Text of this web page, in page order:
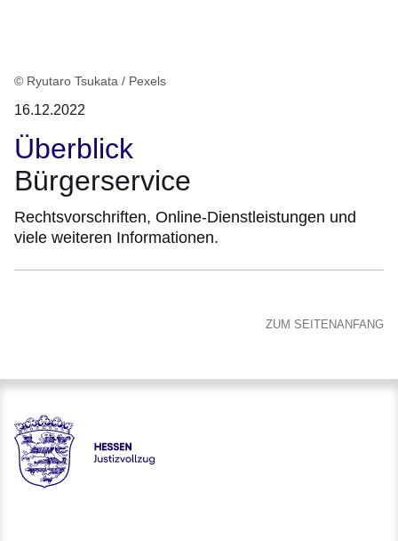
© Ryutaro Tsukata / Pexels
16.12.2022
Überblick
Bürgerservice
Rechtsvorschriften, Online-Dienstleistungen und
viele weiteren Informationen.
ZUM SEITENANFANG
Hessen - Justizvollzug Hessen